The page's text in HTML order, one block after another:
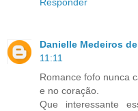
Danielle Medeiros
11:11
Romance fofo nunca
e no coração.
Que interessante